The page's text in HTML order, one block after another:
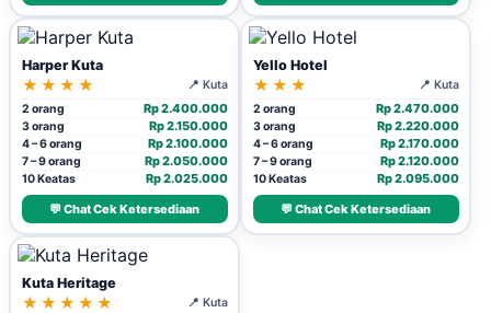
Harper Kuta
★★★★
📍 Kuta
2 orang
Rp 2.400.000
3 orang Rp 2.150.000
4 – 6 orang Rp 2.100.000
7 – 9 orang Rp 2.050.000
10 Keatas
Rp 2.025.000
💬 Chat Cek Ketersediaan
Yello Hotel
★★★
📍 Kuta
2 orang
Rp 2.470.000
3 orang Rp 2.220.000
4 – 6 orang Rp 2.170.000
7 – 9 orang Rp 2.120.000
10 Keatas
Rp 2.095.000
💬 Chat Cek Ketersediaan
Kuta Heritage
★★★★★
📍 Kuta